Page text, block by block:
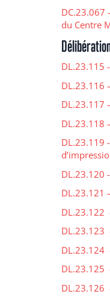
DC.23.067
du Centre
DL.23.115
DL.23.116
DL.23.117
DL.23.118
DL.23.119
DL.23.120
DL.23.121
DL.23.122
DL.23.123
DL.23.124
DL.23.125
DL.23.126